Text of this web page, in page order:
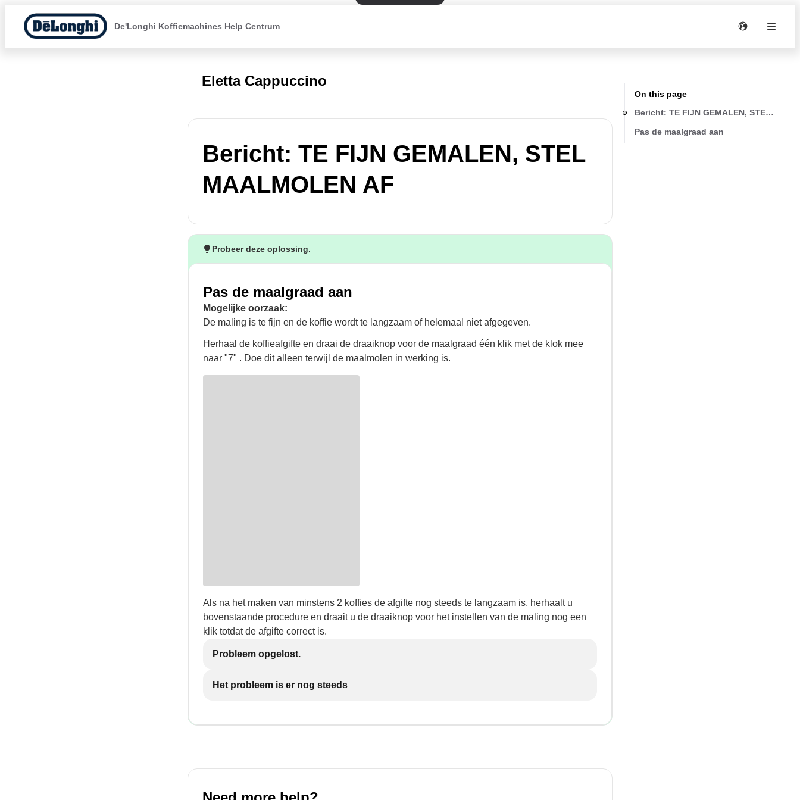
De'Longhi Koffiemachines Help Centrum
Eletta Cappuccino
Bericht: TE FIJN GEMALEN, STEL
MAALMOLEN AF
Probeer deze oplossing.
Pas de maalgraad aan
Mogelijke oorzaak:
De maling is te fijn en de koffie wordt te langzaam of helemaal niet afgegeven.
Herhaal de koffieafgifte en draai de draaiknop voor de maalgraad één klik met de klok mee
naar "7" . Doe dit alleen terwijl de maalmolen in werking is.
Als na het maken van minstens 2 koffies de afgifte nog steeds te langzaam is, herhaalt u
bovenstaande procedure en draait u de draaiknop voor het instellen van de maling nog een
klik totdat de afgifte correct is.
Probleem opgelost.
Het probleem is er nog steeds
On this page
Bericht: TE FIJN GEMALEN, STEL
Pas de maalgraad aan